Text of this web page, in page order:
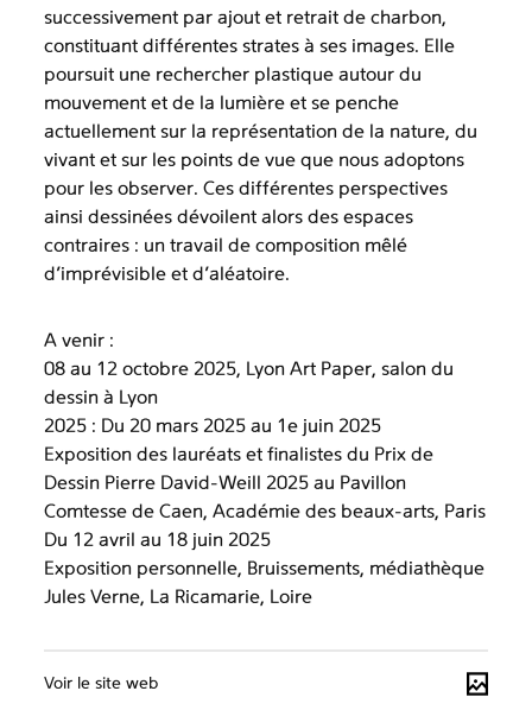
successivement par ajout et retrait de charbon,
constituant différentes strates à ses images. Elle
poursuit une rechercher plastique autour du
mouvement et de la lumière et se penche
actuellement sur la représentation de la nature, du
vivant et sur les points de vue que nous adoptons
pour les observer. Ces différentes perspectives
ainsi dessinées dévoilent alors des espaces
contraires : un travail de composition mêlé
d’imprévisible et d’aléatoire.
A venir :
08 au 12 octobre 2025, Lyon Art Paper, salon du
dessin à Lyon
2025 : Du 20 mars 2025 au 1e juin 2025
Exposition des lauréats et finalistes du Prix de
Dessin Pierre David-Weill 2025 au Pavillon
Comtesse de Caen, Académie des beaux-arts, Paris
Du 12 avril au 18 juin 2025
Exposition personnelle, Bruissements, médiathèque
Jules Verne, La Ricamarie, Loire
Voir le site web